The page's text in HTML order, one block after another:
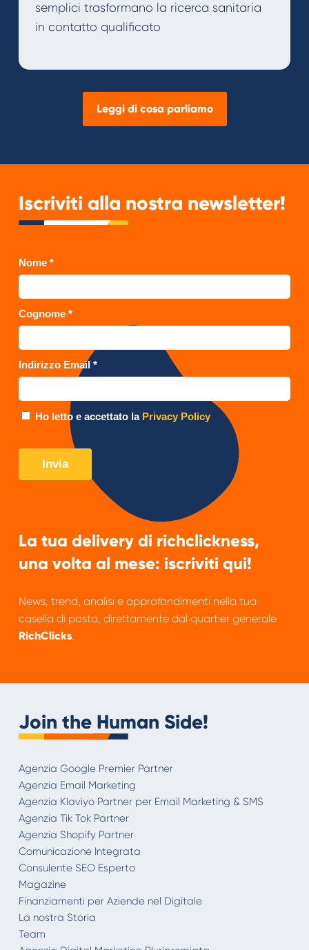
semplici trasformano la ricerca sanitaria
in contatto qualificato
Leggi di cosa parliamo
Iscriviti alla nostra newsletter!
La tua delivery di richclickness,
una volta al mese: iscriviti qui!
News, trend, analisi e approfondimenti nella tua
casella di posta, direttamente dal quartier generale
RichClicks.
Join the Human Side!
Agenzia Google Premier Partner
Agenzia Email Marketing
Agenzia Klaviyo Partner per Email Marketing & SMS
Agenzia Tik Tok Partner
Agenzia Shopify Partner
Comunicazione Integrata
Consulente SEO Esperto
Magazine
Finanziamenti per Aziende nel Digitale
La nostra Storia
Team